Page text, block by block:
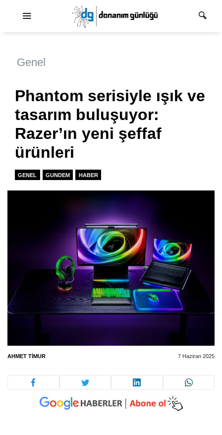
Genel
Phantom serisiyle ışık ve
tasarım buluşuyor:
Razer’ın yeni şeffaf
ürünleri
GENEL GUNDEM HABER
AHMET TIMUR 7 Haziran 2025